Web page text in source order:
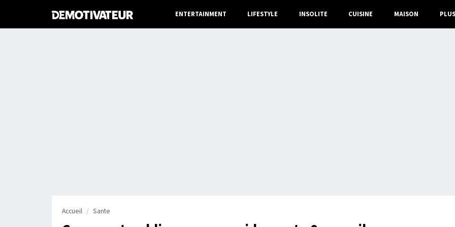
ENTERTAINMENT LIFESTYLE INSOLITE CUISINE MAISON PLUS
Accueil Sante